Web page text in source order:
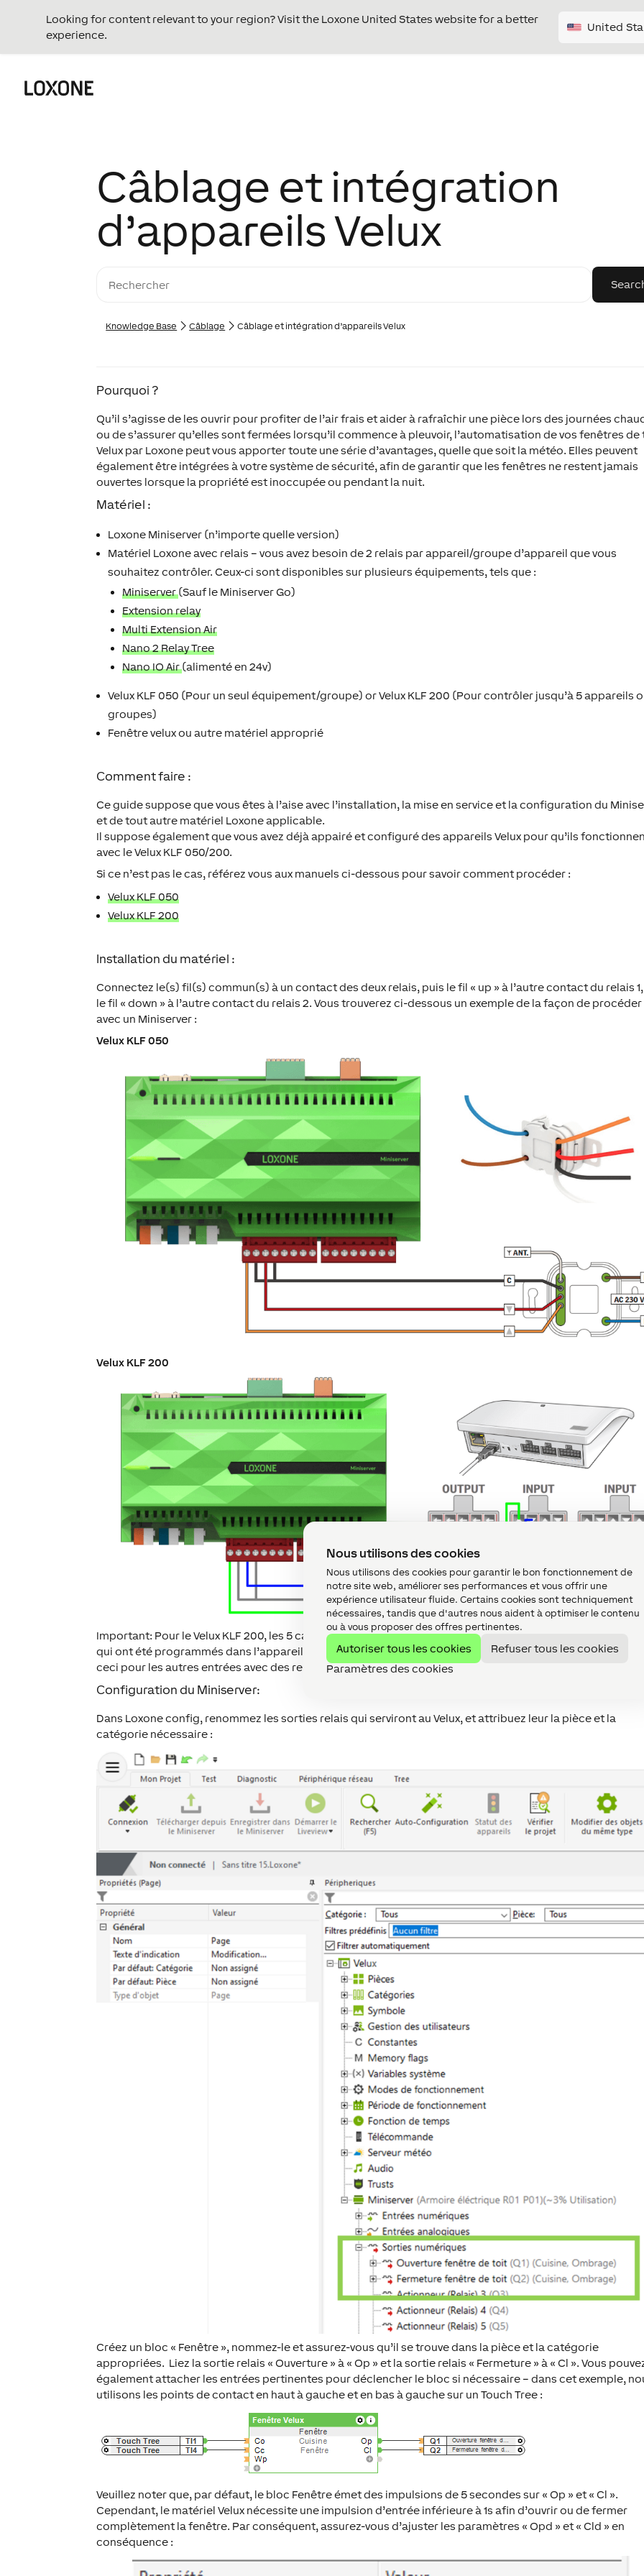
Nous utilisons des cookies
Nous utilisons des cookies pour garantir le bon fonctionnement de
notre site web, améliorer ses performances et vous offrir une
expérience utilisateur fluide. Certains cookies sont techniquement
nécessaires, tandis que d'autres nous aident à optimiser le contenu
ou à vous proposer des offres pertinentes.
Autoriser tous les cookies
Refuser tous les cookies
Paramètres des cookies
Looking for content relevant to your region? Visit the Loxone United States website for a better
experience.
United
Câblage et intégration
d’appareils Velux
Knowledge Base Câblage Câblage et intégration d’appareils Velux
Pourquoi ?
Qu’il s’agisse de les ouvrir pour profiter de l’air frais et aider à rafraîchir une pièce lors des journées
ou de s’assurer qu’elles sont fermées lorsqu’il commence à pleuvoir, l’automatisation de vos fenêtres
Velux par Loxone peut vous apporter toute une série d’avantages, quelle que soit la météo. Elles peuvent
également être intégrées à votre système de sécurité, afin de garantir que les fenêtres ne restent jamais
ouvertes lorsque la propriété est inoccupée ou pendant la nuit.
Matériel :
Loxone Miniserver (n’importe quelle version)
Matériel Loxone avec relais – vous avez besoin de 2 relais par appareil/groupe d’appareil que vous
souhaitez contrôler. Ceux-ci sont disponibles sur plusieurs équipements, tels que :
Miniserver(Sauf le Miniserver Go)
Extension relay
Multi Extension Air
Nano 2 Relay Tree
Nano IO Air(alimenté en 24v)
Velux KLF 050 (Pour un seul équipement/groupe) or Velux KLF 200 (Pour contrôler jusqu’à 5 appareils
groupes)
Fenêtre velux ou autre matériel approprié
Comment faire :
Ce guide suppose que vous êtes à l’aise avec l’installation, la mise en service et la configuration du
et de tout autre matériel Loxone applicable.
Il suppose également que vous avez déjà appairé et configuré des appareils Velux pour qu’ils
avec le Velux KLF 050/200.
Si ce n’est pas le cas, référez vous aux manuels ci-dessous pour savoir comment procéder :
Velux KLF 050
Velux KLF 200
Installation du matériel :
Connectez le(s) fil(s) commun(s) à un contact des deux relais, puis le fil « up » à l’autre contact du relais
le fil « down » à l’autre contact du relais 2. Vous trouverez ci-dessous un exemple de la façon de procéder
avec un Miniserver :
Velux KLF 050
Velux KLF 200
Important: Pour le Velux KLF 200, les 5 canaux d’entrée (étiquetés de A à E) sont liés aux 5 appareils/
qui ont été programmés dans l’appareil. L’image ci-dessus montre le câblage correct de l’entrée A.
ceci pour les autres entrées avec des relais supplémentaires si nécessaire.
Configuration du Miniserver:
Dans Loxone config, renommez les sorties relais qui serviront au Velux, et attribuez leur la pièce et la
catégorie nécessaire :
Créez un bloc « Fenêtre », nommez-le et assurez-vous qu’il se trouve dans la pièce et la catégorie
appropriées. Liez la sortie relais « Ouverture » à « Op » et la sortie relais « Fermeture » à « Cl ». Vous
également attacher les entrées pertinentes pour déclencher le bloc si nécessaire – dans cet exemple,
utilisons les points de contact en haut à gauche et en bas à gauche sur un Touch Tree :
Veuillez noter que, par défaut, le bloc Fenêtre émet des impulsions de 5 secondes sur « Op » et « Cl ».
Cependant, le matériel Velux nécessite une impulsion d’entrée inférieure à 1s afin d’ouvrir ou de fermer
complètement la fenêtre. Par conséquent, assurez-vous d’ajuster les paramètres « Opd » et « Cld » en
conséquence :